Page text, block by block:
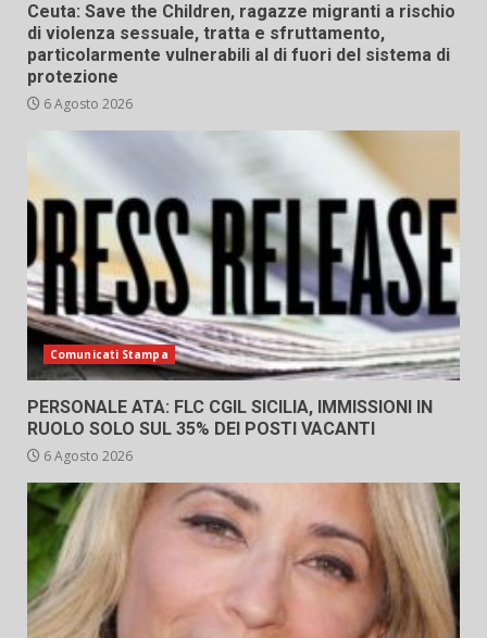
Ceuta: Save the Children, ragazze migranti a rischio
di violenza sessuale, tratta e sfruttamento,
particolarmente vulnerabili al di fuori del sistema di
protezione
6 Agosto 2026
Comunicati Stampa
PERSONALE ATA: FLC CGIL SICILIA, IMMISSIONI IN
RUOLO SOLO SUL 35% DEI POSTI VACANTI
6 Agosto 2026